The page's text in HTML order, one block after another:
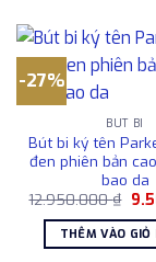
-27%
BÚT BI
Bút bi ký tên
đen phiên bản
bao da
12.950.000₫ Giá
là:
THÊM VÀO GIỎ